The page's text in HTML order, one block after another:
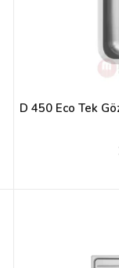
D 450 Eco Tek